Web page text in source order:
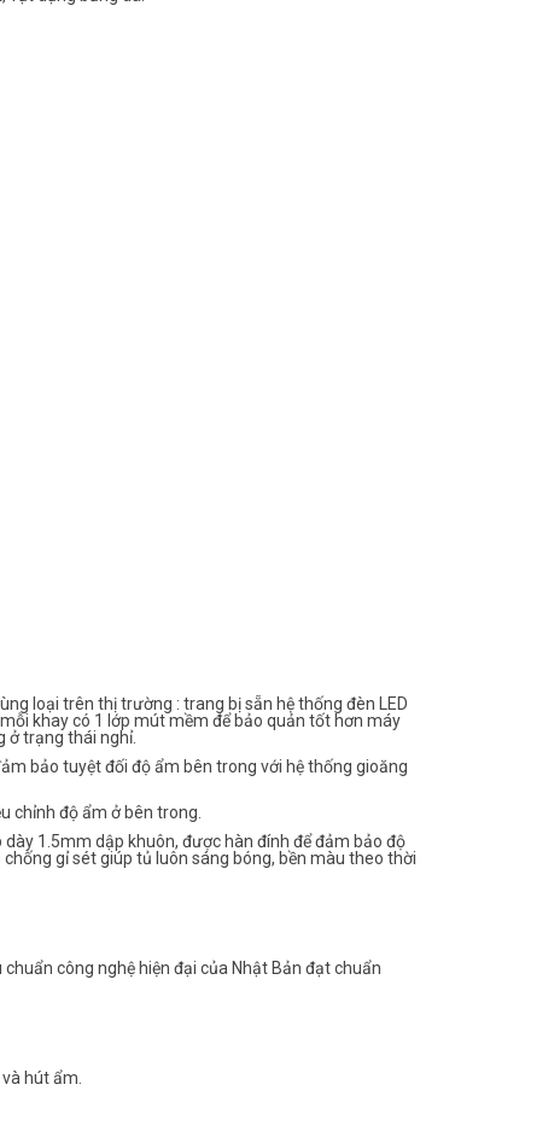
loại trên thị trường : trang bị sẵn hệ thống đèn LED
khay có 1 lớp mút mềm để bảo quản tốt hơn máy
ở trạng thái nghỉ.
bảo tuyệt đối độ ẩm bên trong với hệ thống gioăng
chỉnh độ ẩm ở bên trong.
1.5mm dập khuôn, được hàn đính để đảm bảo độ
gỉ sét giúp tủ luôn sáng bóng, bền màu theo thời
công nghệ hiện đại của Nhật Bản đạt chuẩn
hút ẩm.